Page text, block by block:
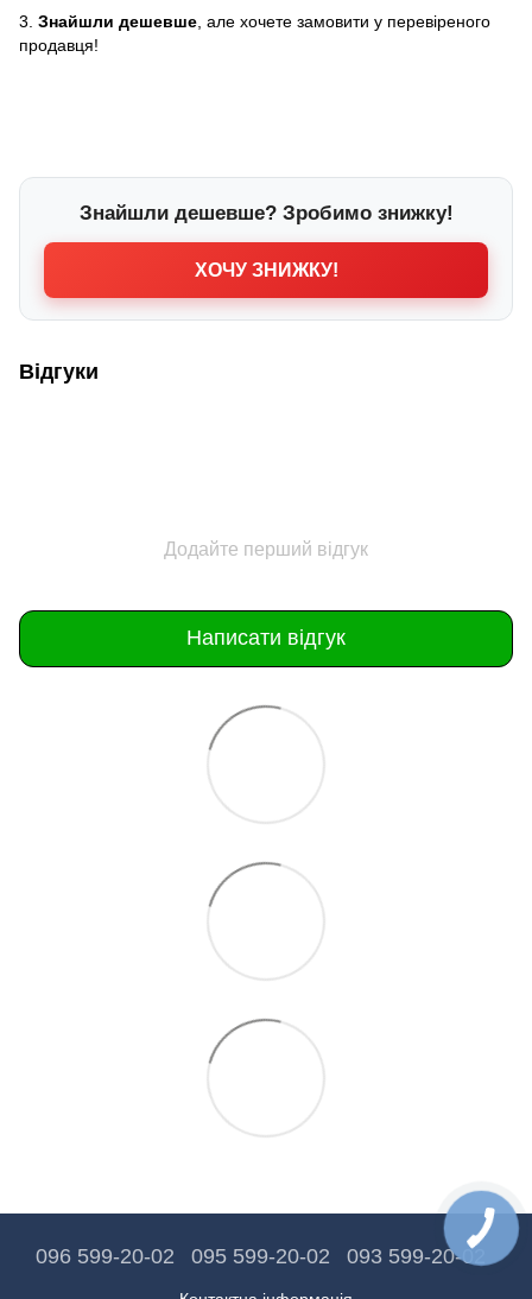
3. Знайшли дешевше , але хочете замовити у перевіреного
продавця!
Знайшли дешевше? Зробимо знижку!
ХОЧУ ЗНИЖКУ!
Відгуки
Додайте перший відгук
Написати відгук
096 599-20-02 095 599-20-02 093 599-20-02